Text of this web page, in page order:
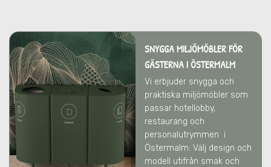
SNYGGA MILJÖMÖBLER FÖR
GÄSTERNA I ÖSTERMALM
Vi erbjuder snygga och
praktiska miljömöbler som
passar hotellobby,
restaurang och
personalutrymmen i
Östermalm. Välj design och
modell utifrån smak och